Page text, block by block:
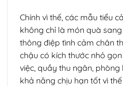
Chính vì thế, các mẫu tiểu
không chỉ là món quà
thông điệp tình cảm chân
chậu có kích thước nhỏ
việc, quầy thu ngân,
khả năng chịu hạn tốt vì